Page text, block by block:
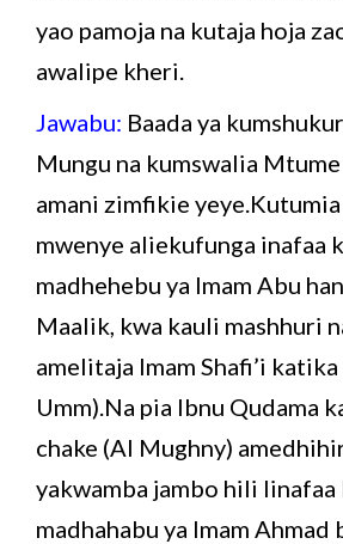
yao pamoja na kutaja hoja
awalipe kheri.
Jawabu: Baada ya
Mungu na kumswalia Mtume
amani zimfikie
mwenye aliekufunga inafaa
madhehebu ya Imam Abu
Maalik, kwa kauli mashhuri
amelitaja Imam Shafi’i
Umm).Na pia Ibnu Qudama
chake (Al Mughny)
yakwamba jambo hili linafaa
madhahabu ya Imam Ahmad